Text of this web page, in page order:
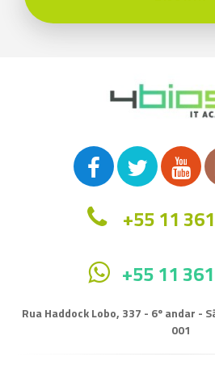
+55 11
+55 11
Rua Haddock Lobo, 337 - 6º andar -
001